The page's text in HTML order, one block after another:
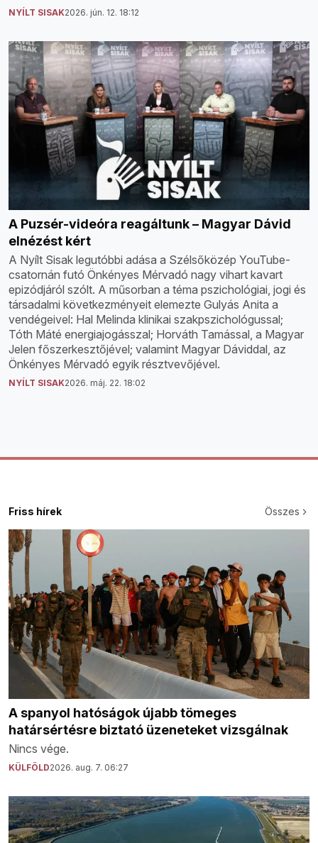
NYÍLT SISAK2026. jún. 12. 18:12
A Puzsér-videóra reagáltunk – Magyar Dávid
elnézést kért
A Nyílt Sisak legutóbbi adása a Szélsőközép YouTube-
csatornán futó Önkényes Mérvadó nagy vihart kavart
epizódjáról szólt. A műsorban a téma pszichológiai, jogi és
társadalmi következményeit elemezte Gulyás Anita a
vendégeivel: Hal Melinda klinikai szakpszichológussal;
Tóth Máté energiajogásszal; Horváth Tamással, a Magyar
Jelen főszerkesztőjével; valamint Magyar Dáviddal, az
Önkényes Mérvadó egyik résztvevőjével.
NYÍLT SISAK2026. máj. 22. 18:02
Friss hírek Összes
A spanyol hatóságok újabb tömeges
határsértésre biztató üzeneteket vizsgálnak
Nincs vége.
KÜLFÖLD2026. aug. 7. 06:27